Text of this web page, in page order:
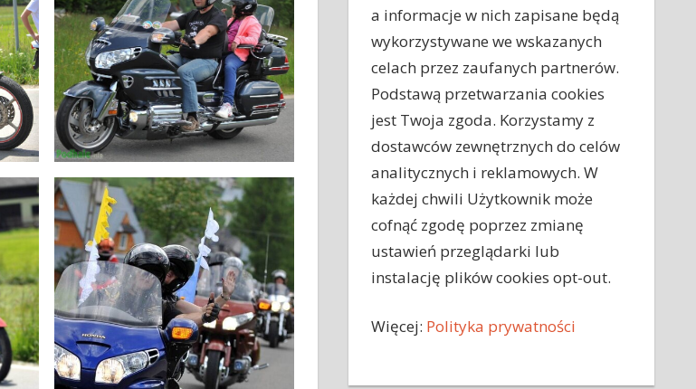
a informacje w nich zapisane będą
wykorzystywane we wskazanych
celach przez zaufanych partnerów.
Podstawą przetwarzania cookies
jest Twoja zgoda. Korzystamy z
dostawców zewnętrznych do celów
analitycznych i reklamowych. W
każdej chwili Użytkownik może
cofnąć zgodę poprzez zmianę
ustawień przeglądarki lub
instalację plików cookies opt-out.
Więcej: Polityka prywatności